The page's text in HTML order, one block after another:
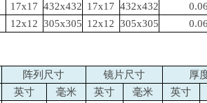
17x17 432x432 17x17 432x432
12x12 305x305 12x12 305x305
阵列尺寸 镜片尺寸 厚
英寸 毫米 英寸 毫米 英寸